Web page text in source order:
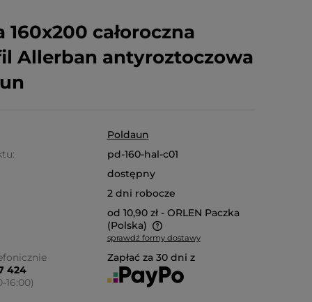
160x200 całoroczna
Allerban antyroztoczowa
Poldaun
pd-160-hal-c01
dostępny
2 dni robocze
od 10,90 zł - ORLEN Paczka
(Polska)
zawiera ewentualnych
płatności
sprawdź formy dostawy
424
16:00)
Zapłać za 30 dni z